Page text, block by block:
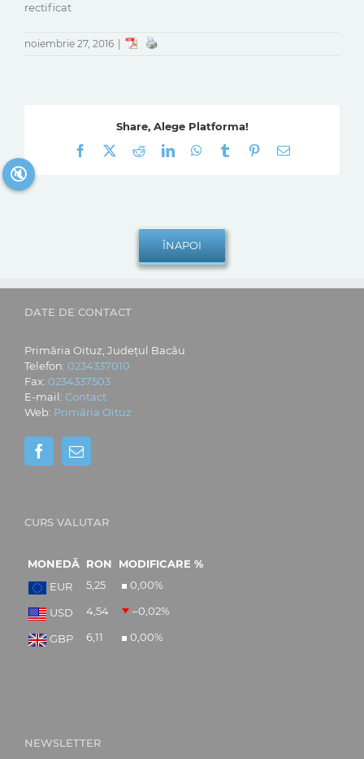
rectificat
noiembrie 27, 2016
Share, Alege Platforma!
Facebook
RedditLinkedInWhatsApp
Tumblr Pinterest
E-
DATE DE CONTACT
Primăria Oituz, Județul Bacău
Telefon: 0234337010
Fax: 0234337503
E-mail: Contact
Web: Primăria Oituz
CURS VALUTAR
MONEDĂ RON
MODIFICARE %
EUR
5,25 0,00%
USD 4,54 –0,02%
GBP 6,11 0,00%
NEWSLETTER
🔇